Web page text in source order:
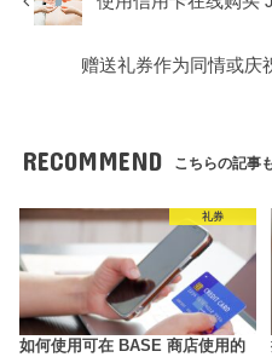
赠送礼券作为同情或庆
RECOMMEND こちらの記事
礼券
如何使用可在 BASE 商店使用的